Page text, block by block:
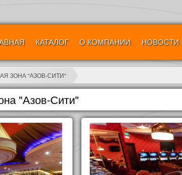
КАТАЛОГ О КОМПАНИИ НОВОСТИ
ЗОНА "АЗОВ-СИТИ"
"Азов-Сити"